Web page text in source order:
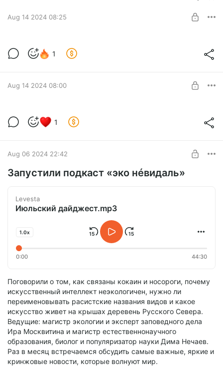
Aug 14 2024 08:25
Доступ в закрытый telegram-канал навсегда
1
Aug 14 2024 08:00
Доступ в закрытый telegram-канал навсегда
1
Aug 06 2024 22:42
Запустили подкаст «эко нéвидаль»
Levesta
Июльский дайджест.mp3
1.0x
0:00 44:30
Поговорили о том, как связаны кокаин и носороги, почему
искусственный интеллект неэкологичен, нужно ли
переименовывать расистские названия видов и какое
искусство живет на крышах деревень Русского Севера.
Ведущие: магистр экологии и эксперт заповедного дела
Ира Москвитина и магистр естественнонаучного
образования, биолог и популяризатор науки Дима Нечаев.
Раз в месяц встречаемся обсудить самые важные, яркие и
кринжовые новости, которые волнуют мир.